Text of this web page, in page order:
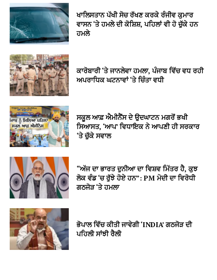
ਖਾਲਿਸਤਾਨ ਪੱਖੀ ਸੋਚ ਰੱਖਣ ਕਰਕੇ ਰੰਜੀਵ ਕੁਮਾਰ
ਵਾਸਨ ‘ਤੇ ਹਮਲੇ ਦੀ ਕੋਸ਼ਿਸ਼, ਪਹਿਲਾਂ ਵੀ ਹੋ ਚੁੱਕੇ ਹਨ
ਹਮਲੇ
ਕਾਰੋਬਾਰੀ ‘ਤੇ ਜਾਨਲੇਵਾ ਹਮਲਾ, ਪੰਜਾਬ ਵਿੱਚ ਵਧ ਰਹੀ
ਅਪਰਾਧਿਕ ਘਟਨਾਵਾਂ ‘ਤੇ ਚਿੰਤਾ ਵਧੀ
ਸਕੂਲ ਆਫ਼ ਐਮੀਨੈਂਸ ਦੇ ਉਦਘਾਟਨ ਮਗਰੋਂ ਭਖੀ
ਸਿਆਸਤ, ‘ਆਪ’ ਵਿਧਾਇਕ ਨੇ ਆਪਣੀ ਹੀ ਸਰਕਾਰ
‘ਤੇ ਚੁੱਕੇ ਸਵਾਲ
“ਅੱਜ ਦਾ ਭਾਰਤ ਦੁਨੀਆ ਦਾ ਵਿਸ਼ਵ ਮਿੱਤਰ ਹੈ, ਕੁਝ
ਲੋਕ ਵੰਡ ‘ਚ ਰੁੱਝੇ ਹੋਏ ਹਨ”: PM ਮੋਦੀ ਦਾ ਵਿਰੋਧੀ
ਗਠਜੋੜ ‘ਤੇ ਹਮਲਾ
ਭੋਪਾਲ ਵਿੱਚ ਕੀਤੀ ਜਾਵੇਗੀ ‘INDIA’ ਗਠਜੋੜ ਦੀ
ਪਹਿਲੀ ਸਾਂਝੀ ਰੈਲੀ